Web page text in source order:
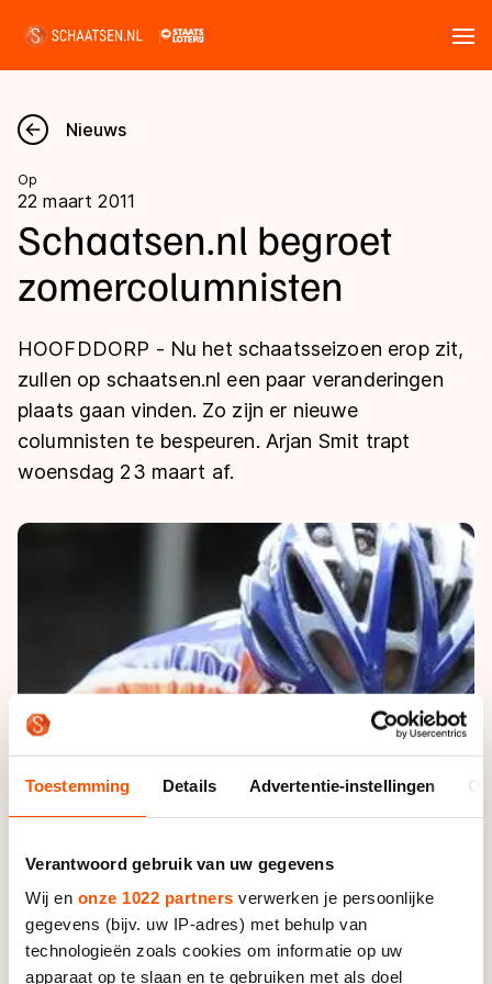
Toestemming Details Advertentie-instellingen
Verantwoord gebruik van uw gegevens
Wij en onze 1022 partners verwerken je persoonlijke
gegevens (bijv. uw IP-adres) met behulp van
technologieën zoals cookies om informatie op uw
apparaat op te slaan en te gebruiken met als doel
Nieuws
Kalender
Disciplines
Langebaan
Shorttrack
Inlineskaten
Schoonrijden
Uitslagen
Langebaan
Shorttrack
Marathon
Inlineskaten
Tijden & historie
Ranglijsten Langebaan
Algemene Nederlandse Schaatstijd
Deze zomer de weg op
Waar kan ik schaatsen en skaten?
Alles voor jou als schaatsfan
Evenementen
Tickets
Livestreams
Word schaatsfan!
Winacties
Olympische Spelen
Olympische Spelen
Medaille overzicht
Nieuws
Op
22 maart 2011
Schaatsen.nl begroet
zomercolumnisten
HOOFDDORP - Nu het schaatsseizoen erop zit,
zullen op schaatsen.nl een paar veranderingen
plaats gaan vinden. Zo zijn er nieuwe
columnisten te bespeuren. Arjan Smit trapt
woensdag 23 maart af.